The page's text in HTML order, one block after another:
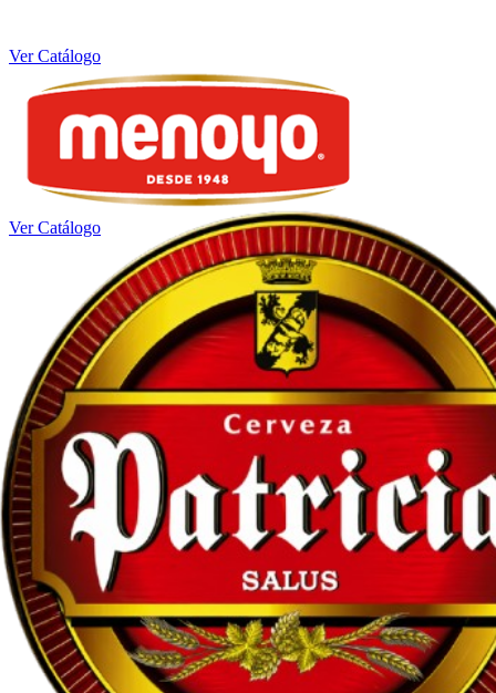
Ver Catálogo
Ver Catálogo